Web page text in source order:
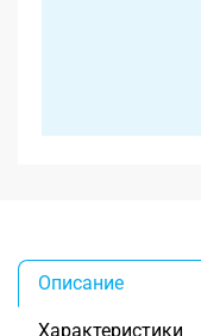
Описание
Характеристики